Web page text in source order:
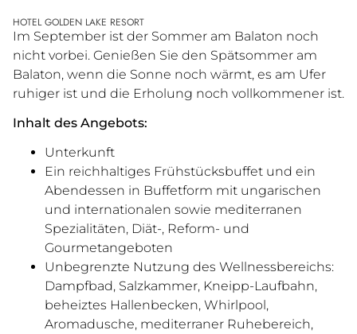
HOTEL GOLDEN LAKE RESORT
Im September ist der Sommer am Balaton noch
nicht vorbei. Genießen Sie den Spätsommer am
Balaton, wenn die Sonne noch wärmt, es am Ufer
ruhiger ist und die Erholung noch vollkommener ist.
Inhalt des Angebots:
Unterkunft
Ein reichhaltiges Frühstücksbuffet und ein
Abendessen in Buffetform mit ungarischen
und internationalen sowie mediterranen
Spezialitäten, Diät-, Reform- und
Gourmetangeboten
Unbegrenzte Nutzung des Wellnessbereichs:
Dampfbad, Salzkammer, Kneipp-Laufbahn,
beheiztes Hallenbecken, Whirlpool,
Aromadusche, mediterraner Ruhebereich,